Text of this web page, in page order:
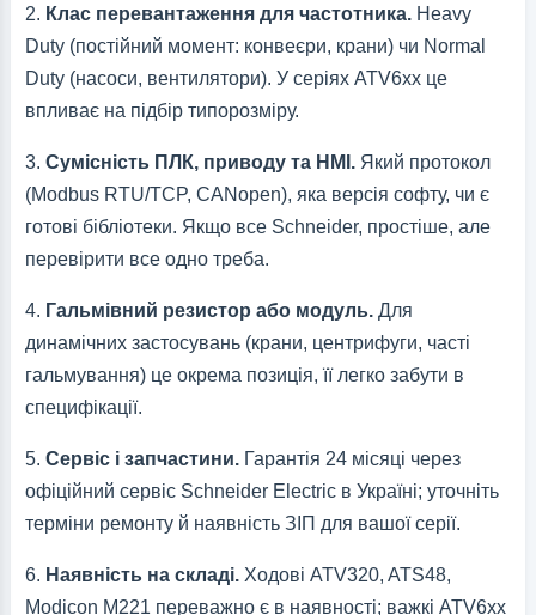
2. Клас перевантаження для частотника.Heavy
Duty (постійний момент: конвеєри, крани) чи Normal
Duty (насоси, вентилятори). У серіях ATV6xx це
впливає на підбір типорозміру.
3. Сумісність ПЛК, приводу та HMI.Який протокол
(Modbus RTU/TCP, CANopen), яка версія софту, чи є
готові бібліотеки. Якщо все Schneider, простіше, але
перевірити все одно треба.
4. Гальмівний резистор або модуль.Для
динамічних застосувань (крани, центрифуги, часті
гальмування) це окрема позиція, її легко забути в
специфікації.
5. Сервіс і запчастини.Гарантія 24 місяці через
офіційний сервіс Schneider Electric в Україні; уточніть
терміни ремонту й наявність ЗІП для вашої серії.
6. Наявність на складі.Ходові ATV320, ATS48,
Modicon M221 переважно є в наявності; важкі ATV6xx